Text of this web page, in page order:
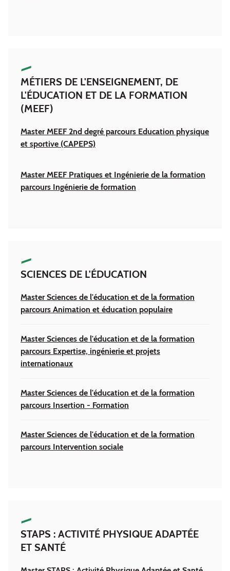
MÉTIERS DE L'ENSEIGNEMENT, DE
L'ÉDUCATION ET DE LA FORMATION
(MEEF)
Master MEEF 2nd degré parcours Education physique
et sportive (CAPEPS)
Master MEEF Pratiques et Ingénierie de la formation
parcours Ingénierie de formation
SCIENCES DE L'ÉDUCATION
Master Sciences de l'éducation et de la formation
parcours Animation et éducation populaire
Master Sciences de l'éducation et de la formation
parcours Expertise, ingénierie et projets
internationaux
Master Sciences de l'éducation et de la formation
parcours Insertion - Formation
Master Sciences de l'éducation et de la formation
parcours Intervention sociale
STAPS : ACTIVITÉ PHYSIQUE ADAPTÉE
ET SANTÉ